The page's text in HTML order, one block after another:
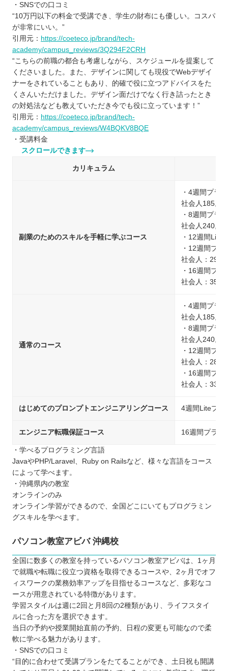
・SNSでの口コミ
“10万円以下の料金で受講でき、学生の財布にも優しい。コスパ
が非常にいい。”
引用元： https://coeteco.jp/brand/tech-
academy/campus_reviews/3Q294F2CRH
“こちらの前職の都合も考慮しながら、スケジュールを提案して
くださいました。また、デザインに関しても現役でWebデザイ
ナーをされていることもあり、的確で役に立つアドバイスをた
くさんいただけました。デザイン面だけでなく行き詰ったとき
の対処法なども教えていただき今でも役に立っています！”
引用元： https://coeteco.jp/brand/tech-
academy/campus_reviews/W4BQKV8BQE
・受講料金
スクロールできます
カリキュラム
副業のためのスキルを手軽に学ぶコース
・4週間プラン
社会人
・8週間プラン
社会人
・12週間Lite
・12週間プラ
社会人：
・16週間プラ
社会人：
通常のコース
・4週間プラン
社会人
・8週間プラン
社会人
・12週間プラ
社会人：
・16週間プラ
社会人：
はじめてのプロンプトエンジニアリングコース 4週間Liteプラ
エンジニア転職保証コース 16週間プラン
・学べるプログラミング言語
JavaやPHP/Laravel、Ruby on Railsなど、様々な言語をコース
によって学べます。
・沖縄県内の教室
オンラインのみ
オンライン学習ができるので、全国どこにいてもプログラミン
グスキルを学べます。
パソコン教室アビバ 沖縄校
全国に数多くの教室を持っているパソコン教室アビバは、1ヶ月
で就職や転職に役立つ資格を取得できるコースや、2ヶ月でオフ
ィスワークの業務効率アップを目指せるコースなど、多彩なコ
ースが用意されている特徴があります。
学習スタイルは週に2回と月8回の2種類があり、ライフスタイ
ルに合った方を選択できます。
当日の予約や授業開始直前の予約、日程の変更も可能なので柔
軟に学べる魅力があります。
・SNSでの口コミ
“目的に合わせて受講プランをたてることができ、土日祝も開講